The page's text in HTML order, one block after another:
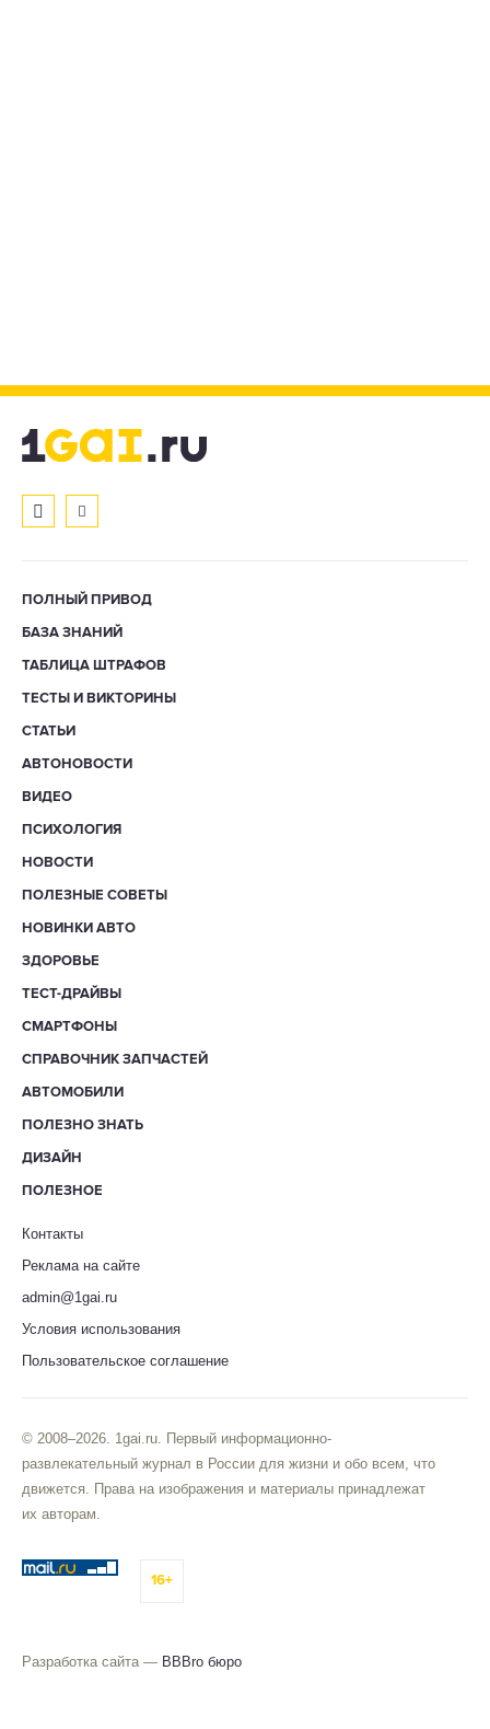
ПОЛНЫЙ ПРИВОД
БАЗА ЗНАНИЙ
ТАБЛИЦА ШТРАФОВ
ТЕСТЫ И ВИКТОРИНЫ
СТАТЬИ
АВТОНОВОСТИ
ВИДЕО
ПСИХОЛОГИЯ
НОВОСТИ
ПОЛЕЗНЫЕ СОВЕТЫ
НОВИНКИ АВТО
ЗДОРОВЬЕ
ТЕСТ-ДРАЙВЫ
СМАРТФОНЫ
СПРАВОЧНИК ЗАПЧАСТЕЙ
АВТОМОБИЛИ
ПОЛЕЗНО ЗНАТЬ
ДИЗАЙН
ПОЛЕЗНОЕ
Контакты
Реклама на сайте
admin@1gai.ru
Условия использования
Пользовательское соглашение
© 2008–2026. 1gai.ru. Первый информационно-
развлекательный журнал в России для жизни и обо всем, что
движется. Права на изображения и материалы принадлежат
их авторам.
16+
Разработка сайта — BBBro бюро